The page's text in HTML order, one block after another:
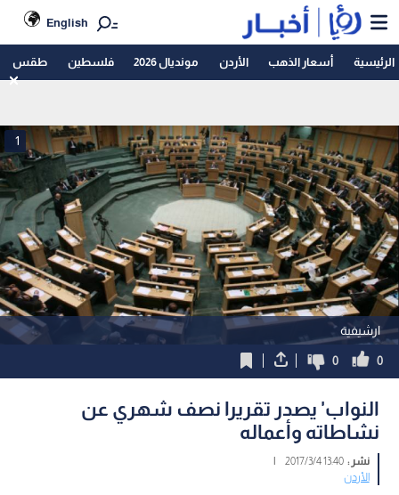
English
الرئيسية أسعار الذهب الأردن مونديال 2026 فلسطين طقس
ارشيفية
1
0
0
النواب' يصدر تقريرا نصف شهري عن
نشاطاته وأعماله
نشر :13:40 2017/3/4
|
الأردن